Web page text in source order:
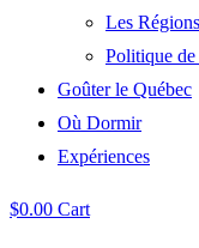
Les
Politique
Goûter le Québec
Où Dormir
Expériences
$0.00 Cart